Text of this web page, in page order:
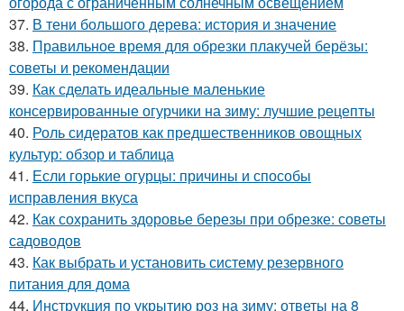
37. В тени большого дерева: история и значение
38. Правильное время для обрезки плакучей берёзы:
советы и рекомендации
39. Как сделать идеальные маленькие
консервированные огурчики на зиму: лучшие рецепты
40. Роль сидератов как предшественников овощных
культур: обзор и таблица
41. Если горькие огурцы: причины и способы
исправления вкуса
42. Как сохранить здоровье березы при обрезке: советы
садоводов
43. Как выбрать и установить систему резервного
питания для дома
44. Инструкция по укрытию роз на зиму: ответы на 8